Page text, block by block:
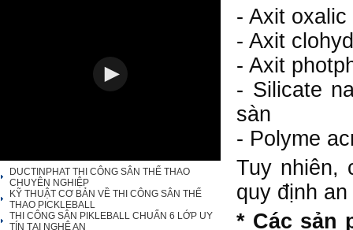
DUCTINPHAT THI CÔNG SÂN THỂ THAO
CHUYÊN NGHIỆP
KỸ THUẬT CƠ BẢN VỀ THI CÔNG SÂN THỂ
THAO PICKLEBALL
THI CÔNG SÂN PIKLEBALL CHUẨN 6 LỚP UY
TÍN TẠI NGHỆ AN
- Axit
- Axit
- Axit
- Silicate
sàn
- Polyme
Tuy nhiên,
quy định
* Các sản